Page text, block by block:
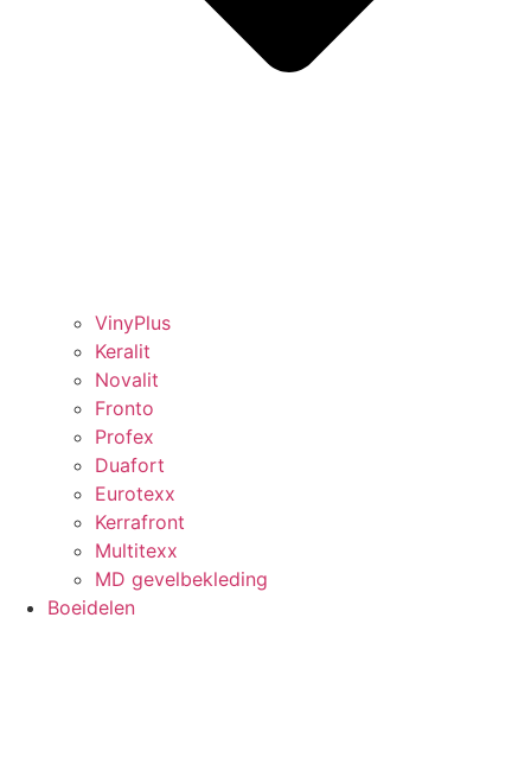
VinyPlus
Keralit
Novalit
Fronto
Profex
Duafort
Eurotexx
Kerrafront
Multitexx
MD gevelbekleding
Boeidelen